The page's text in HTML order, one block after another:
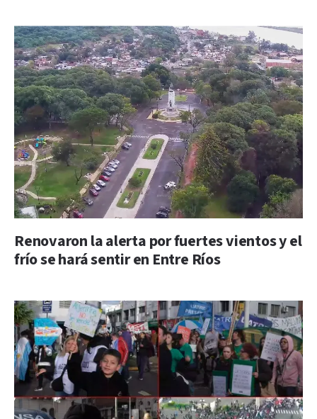
Renovaron la alerta por fuertes vientos y el
frío se hará sentir en Entre Ríos